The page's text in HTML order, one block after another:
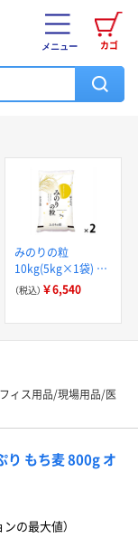
カゴ
メニュー
みのりの粒
10kg(5kg×1袋) 精
白米 米 MMライス
（税込） ￥6,540
ィス用品/現場用品/医
もち麦 800g オ
の最大値）